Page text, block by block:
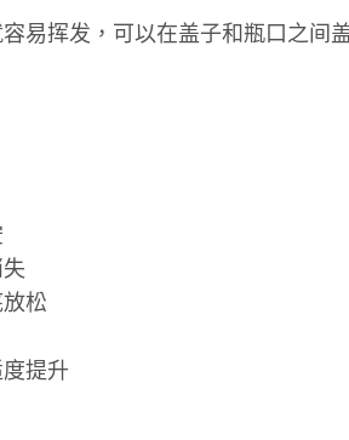
易挥发，可以在盖子和瓶口之间
松
提升